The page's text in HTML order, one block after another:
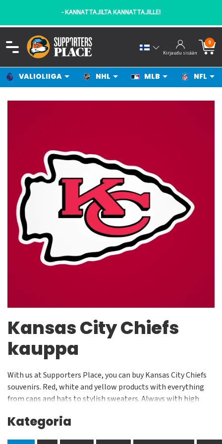
- KANNATTAJILTA KANNATTAJILLE!
Kirjaudu sisään
0
VALIOLIIGA NHL MLB NFL
Kansas City Chiefs
kauppa
With us at Supporters Place, you can buy Kansas City Chiefs
souvenirs. Red, white and yellow products with everything
from caps and hats to stylish sweaters. Always with high
City Chiefs clothing from our NFL shop at low prices and fast
Kategoria